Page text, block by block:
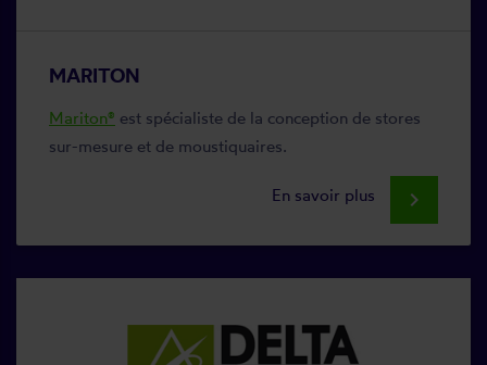
MARITON
Mariton® est spécialiste de la conception de stores
sur-mesure et de moustiquaires.
En savoir plus keyboard_arrow_right